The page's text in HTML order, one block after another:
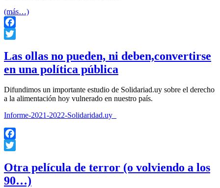
(más…)
Facebook
Las ollas no pueden, ni deben,convertirse
en una política pública
Difundimos un importante estudio de Solidariad.uy sobre el derecho
a la alimentación hoy vulnerado en nuestro país.
Informe-2021-2022-Solidaridad.uy_
Facebook
Otra película de terror (o volviendo a los
90…)